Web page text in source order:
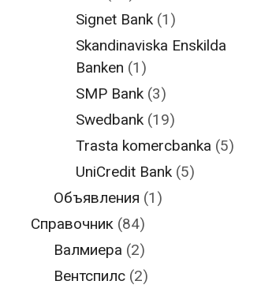
Signet Bank (1)
Skandinaviska Enskilda
Banken (1)
SMP Bank (3)
Swedbank (19)
Trasta komercbanka (5)
UniCredit Bank (5)
Объявления (1)
Справочник (84)
Валмиера (2)
Вентспилс(2)